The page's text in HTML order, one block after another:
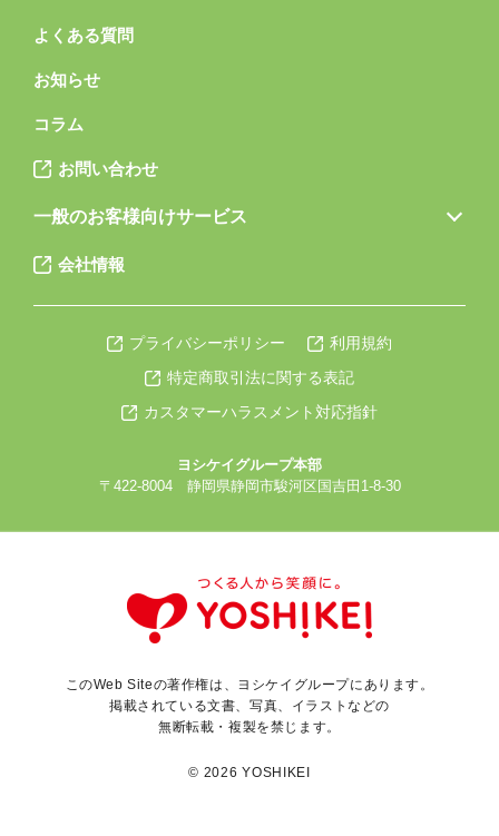
よくある質問
お知らせ
コラム
お問い合わせ
一般のお客様向けサービス
会社情報
プライバシーポリシー
利用規約
特定商取引法に関する表記
カスタマーハラスメント対応指針
ヨシケイグループ本部
〒422-8004 静岡県静岡市駿河区国吉田1-8-30
このWeb Siteの著作権は、ヨシケイグループにあります。
掲載されている文書、写真、イラストなどの
無断転載・複製を禁じます。
© 2026 YOSHIKEI